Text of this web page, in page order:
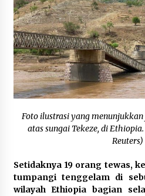
July 30, 2024
Rencana
Rempang Hadapi
October 16,
Bulog Optimistis
March 4, 2024
Indonesia Terus
Beragama
December 21,
Foto ilustrasi yang
atas sungai Tekeze, di
Reuters)
Setidaknya 19 orang tewas,
tumpangi tenggelam di
wilayah Ethiopia bagian